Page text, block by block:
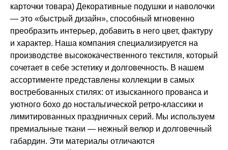
карточки товара) Декоративные подушки и наволочки
— это «быстрый дизайн», способный мгновенно
преобразить интерьер, добавить в него цвет, фактуру
и характер. Наша компания специализируется на
производстве высококачественного текстиля, который
сочетает в себе эстетику и долговечность. В нашем
ассортименте представлены коллекции в самых
востребованных стилях: от изысканного прованса и
уютного бохо до ностальгической ретро-классики и
лимитированных праздничных серий. Мы используем
премиальные ткани — нежный велюр и долговечный
габардин. Эти материалы отличаются